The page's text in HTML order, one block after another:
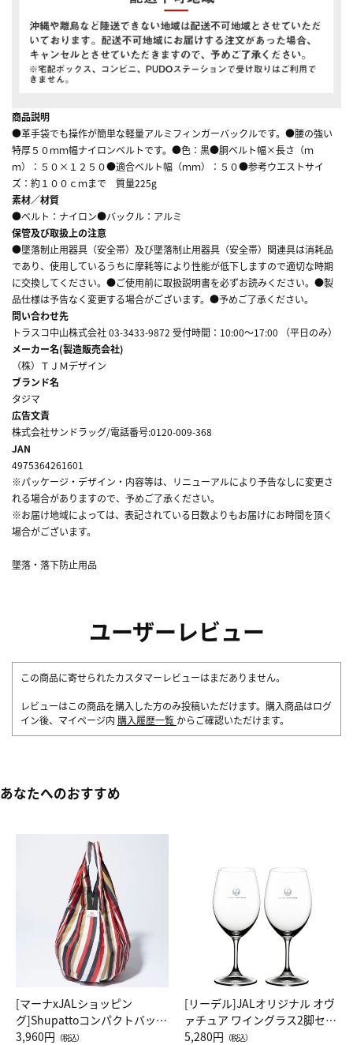
商品説明
●革手袋でも操作が簡単な軽量アルミフィンガーバックルです。●腰の強い
特厚５０ｍｍ幅ナイロンベルトです。●色：黒●胴ベルト幅×長さ（ｍ
ｍ）：５０×１２５０●適合ベルト幅（ｍｍ）：５０●参考ウエストサイ
ズ：約１００ｃｍまで 質量225g
素材／材質
●ベルト：ナイロン●バックル：アルミ
保管及び取扱上の注意
●墜落制止用器具（安全帯）及び墜落制止用器具（安全帯）関連具は消耗品
であり、使用しているうちに摩耗等により性能が低下しますので適切な時期
に交換してください。●ご使用前に取扱説明書を必ずお読みください。●製
品仕様は予告なく変更する場合がございます。●予めご了承ください。
問い合わせ先
トラスコ中山株式会社 03-3433-9872 受付時間：10:00～17:00 （平日のみ）
メーカー名(製造販売会社)
（株）ＴＪＭデザイン
ブランド名
タジマ
広告文責
株式会社サンドラッグ/電話番号:0120-009-368
JAN
4975364261601
※パッケージ・デザイン・内容等は、リニューアルにより予告なしに変更さ
れる場合がありますので、予めご了承ください。
※お届け地域によっては、表記されている日数よりもお届けにお時間を頂く
場合がございます。
墜落・落下防止用品
ユーザーレビュー
この商品に寄せられたカスタマーレビューはまだありません。
レビューはこの商品を購入した方のみ投稿いただけます。購入商品はログ
イン後、マイページ内 購入履歴一覧 からご確認いただけます。
あなたへのおすすめ
[マーナxJALショッピン
グ]Shupattoコンパクトバッグ
Drop JAL客室乗務員（LC）ス
3,960円 （税込）
[リーデル]JALオリジナル オヴ
ァチュア ワイングラス2脚セッ
ト（レッドワイン）
5,280円 （税込）